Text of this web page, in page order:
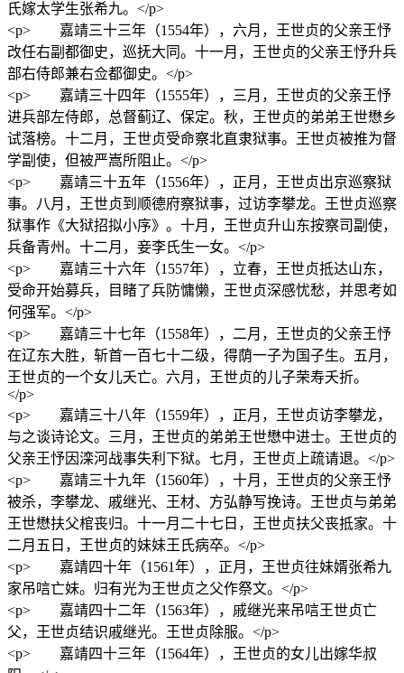
氏嫁太学生张希九。</p>
<p> 嘉靖三十三年（1554年），六月，王世贞的父亲王忬
改任右副都御史，巡抚大同。十一月，王世贞的父亲王忬升兵
部右侍郎兼右佥都御史。</p>
<p> 嘉靖三十四年（1555年），三月，王世贞的父亲王忬
进兵部左侍郎，总督蓟辽、保定。秋，王世贞的弟弟王世懋乡
试落榜。十二月，王世贞受命察北直隶狱事。王世贞被推为督
学副使，但被严嵩所阻止。</p>
<p> 嘉靖三十五年（1556年），正月，王世贞出京巡察狱
事。八月，王世贞到顺德府察狱事，过访李攀龙。王世贞巡察
狱事作《大狱招拟小序》。十月，王世贞升山东按察司副使，
兵备青州。十二月，妾李氏生一女。</p>
<p> 嘉靖三十六年（1557年），立春，王世贞抵达山东，
受命开始募兵，目睹了兵防慵懒，王世贞深感忧愁，并思考如
何强军。</p>
<p> 嘉靖三十七年（1558年），二月，王世贞的父亲王忬
在辽东大胜，斩首一百七十二级，得荫一子为国子生。五月，
王世贞的一个女儿夭亡。六月，王世贞的儿子荣寿夭折。
</p>
<p> 嘉靖三十八年（1559年），正月，王世贞访李攀龙，
与之谈诗论文。三月，王世贞的弟弟王世懋中进士。王世贞的
父亲王忬因滦河战事失利下狱。七月，王世贞上疏请退。</p>
<p> 嘉靖三十九年（1560年），十月，王世贞的父亲王忬
被杀，李攀龙、戚继光、王材、方弘静写挽诗。王世贞与弟弟
王世懋扶父棺丧归。十一月二十七日，王世贞扶父丧抵家。十
二月五日，王世贞的妹妹王氏病卒。</p>
<p> 嘉靖四十年（1561年），正月，王世贞往妹婿张希九
家吊唁亡妹。归有光为王世贞之父作祭文。</p>
<p> 嘉靖四十二年（1563年），戚继光来吊唁王世贞亡
父，王世贞结识戚继光。王世贞除服。</p>
<p> 嘉靖四十三年（1564年），王世贞的女儿出嫁华叔